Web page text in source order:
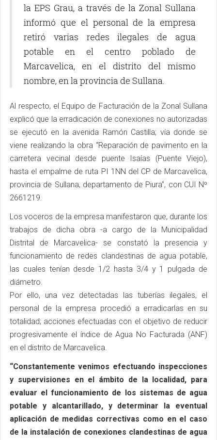
la EPS Grau, a través de la Zonal Sullana
informó que el personal de la empresa
retiró varias redes ilegales de agua
potable en el centro poblado de
Marcavelica, en el distrito del mismo
nombre, en la provincia de Sullana.
Al respecto, el Equipo de Facturación de la Zonal Sullana
explicó que la erradicación de conexiones no autorizadas
se ejecutó en la avenida Ramón Castilla; vía donde se
viene realizando la obra “Reparación de pavimento en la
carretera vecinal desde puente Isaías (Puente Viejo),
hasta el empalme de ruta PI 1NN del CP de Marcavelica,
provincia de Sullana, departamento de Piura”, con CUI Nº
2661219.
Los voceros de la empresa manifestaron que, durante los
trabajos de dicha obra -a cargo de la Municipalidad
Distrital de Marcavelica- se constató la presencia y
funcionamiento de redes clandestinas de agua potable,
las cuales tenían desde 1/2 hasta 3/4 y 1 pulgada de
diámetro.
Por ello, una vez detectadas las tuberías ilegales, el
personal de la empresa procedió a erradicarlas en su
totalidad; acciones efectuadas con el objetivo de reducir
progresivamente el índice de Agua No Facturada (ANF)
en el distrito de Marcavelica.
“Constantemente venimos efectuando inspecciones
y supervisiones en el ámbito de la localidad, para
evaluar el funcionamiento de los sistemas de agua
potable y alcantarillado, y determinar la eventual
aplicación de medidas correctivas como en el caso
de la instalación de conexiones clandestinas de agua